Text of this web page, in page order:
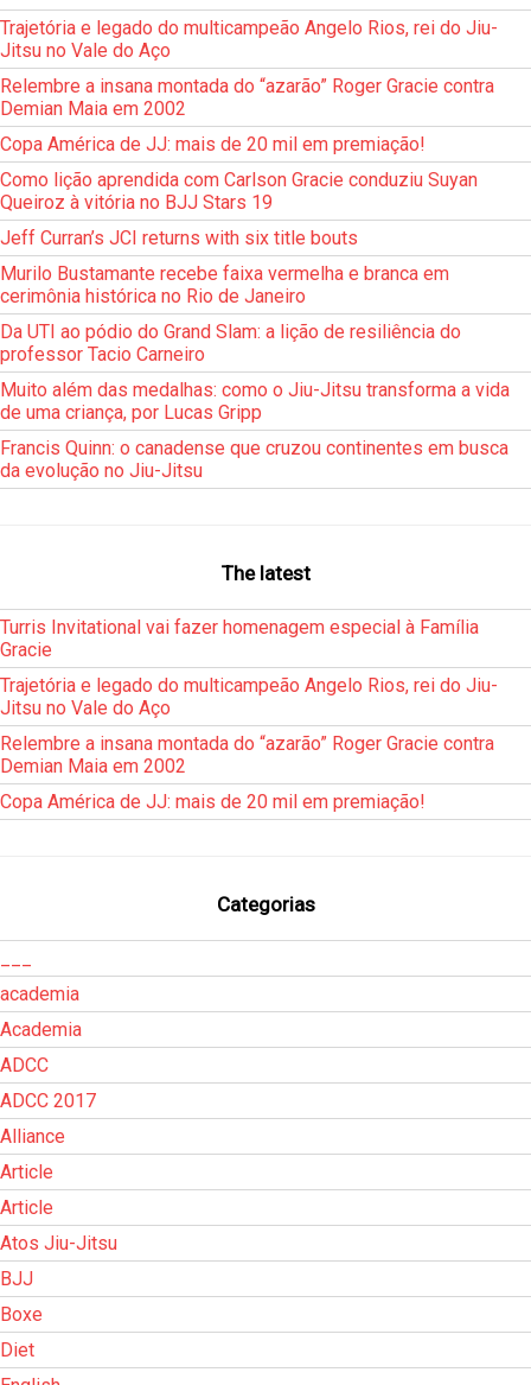
Trajetória e legado do multicampeão Angelo Rios, rei do Jiu-
Jitsu no Vale do Aço
Relembre a insana montada do “azarão” Roger Gracie contra
Demian Maia em 2002
Copa América de JJ: mais de 20 mil em premiação!
Como lição aprendida com Carlson Gracie conduziu Suyan
Queiroz à vitória no BJJ Stars 19
Jeff Curran’s JCI returns with six title bouts
Murilo Bustamante recebe faixa vermelha e branca em
cerimônia histórica no Rio de Janeiro
Da UTI ao pódio do Grand Slam: a lição de resiliência do
professor Tacio Carneiro
Muito além das medalhas: como o Jiu-Jitsu transforma a vida
de uma criança, por Lucas Gripp
Francis Quinn: o canadense que cruzou continentes em busca
da evolução no Jiu-Jitsu
The latest
Turris Invitational vai fazer homenagem especial à Família
Gracie
Trajetória e legado do multicampeão Angelo Rios, rei do Jiu-
Jitsu no Vale do Aço
Relembre a insana montada do “azarão” Roger Gracie contra
Demian Maia em 2002
Copa América de JJ: mais de 20 mil em premiação!
Categorias
academia
Academia
ADCC
ADCC 2017
Alliance
Article
Article
Atos Jiu-Jitsu
BJJ
Boxe
Diet